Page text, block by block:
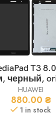
T3
черный,
HUAWEI
880.00 ₴
1 in stock